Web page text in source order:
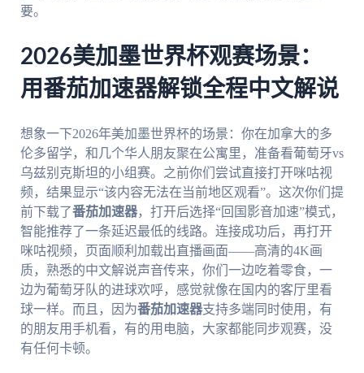
要。
2026美加墨世界杯观赛场景：
用番茄加速器解锁全程中文解说
想象一下2026年美加墨世界杯的场景：你在加拿大的多
伦多留学，和几个华人朋友聚在公寓里，准备看葡萄牙vs
乌兹别克斯坦的小组赛。之前你们尝试直接打开咪咕视
频，结果显示“该内容无法在当前地区观看”。这次你们提
前下载了番茄加速器，打开后选择“回国影音加速”模式，
智能推荐了一条延迟最低的线路。连接成功后，再打开
咪咕视频，页面顺利加载出直播画面——高清的4K画
质，熟悉的中文解说声音传来，你们一边吃着零食，一
边为葡萄牙队的进球欢呼，感觉就像在国内的客厅里看
球一样。而且，因为番茄加速器支持多端同时使用，有
的朋友用手机看，有的用电脑，大家都能同步观赛，没
有任何卡顿。